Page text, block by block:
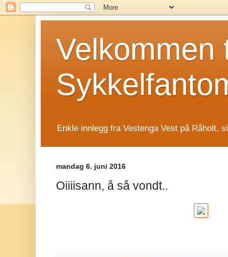
Velkommen
Enkle innlegg fra Vestenga Vest på Råholt,
mandag 6. juni 2016
Oiiiisann, å så vondt..